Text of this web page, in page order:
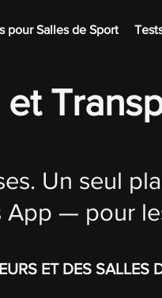
pour Salles de Sport
Un seul
— pour
ET DES SALLES